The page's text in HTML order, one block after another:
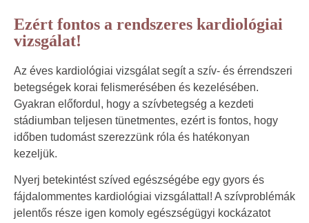
Ezért fontos a rendszeres kardiológiai
vizsgálat!
Az éves kardiológiai vizsgálat segít a szív- és érrendszeri
betegségek korai felismerésében és kezelésében.
Gyakran előfordul, hogy a szívbetegség a kezdeti
stádiumban teljesen tünetmentes, ezért is fontos, hogy
időben tudomást szerezzünk róla és hatékonyan
kezeljük.
Nyerj betekintést szíved egészségébe egy gyors és
fájdalommentes kardiológiai vizsgálattal! A szívproblémák
jelentős része igen komoly egészségügyi kockázatot